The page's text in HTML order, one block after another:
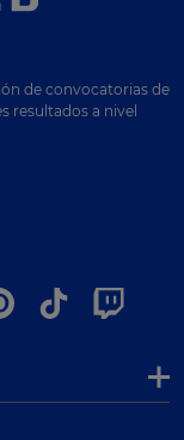
de convocatorias de
resultados a nivel